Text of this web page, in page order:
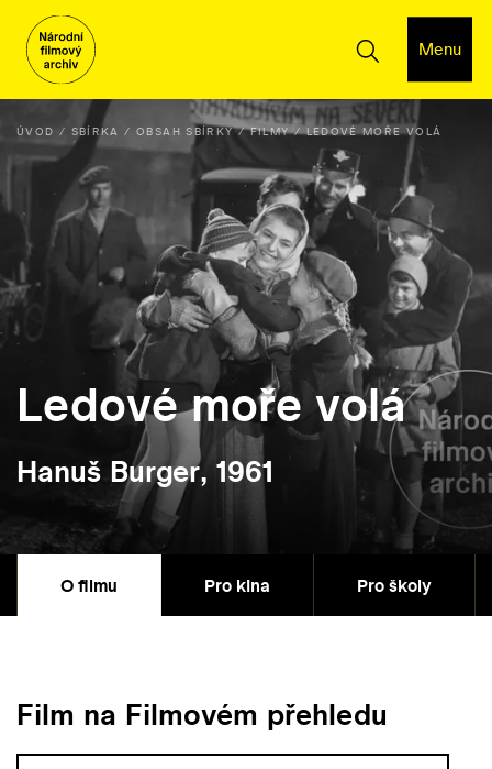
Menu
ÚVOD SBÍRKA OBSAH SBÍRKY FILMY LEDOVÉ MOŘE VOLÁ
Ledové moře volá
Hanuš Burger, 1961
O filmu Pro kina Pro školy
Film na Filmovém přehledu